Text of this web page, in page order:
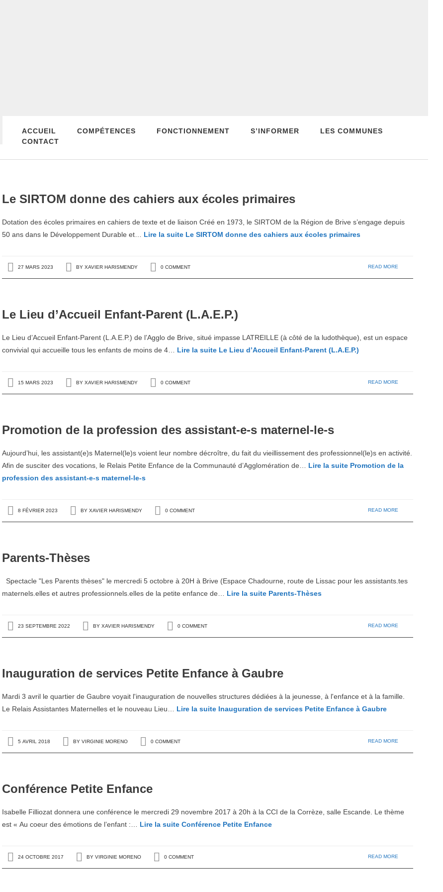
ACCUEIL COMPÉTENCES FONCTIONNEMENT S’INFORMER
LES COMMUNES
CONTACT
Le SIRTOM donne des cahiers aux écoles primaires
Dotation des écoles primaires en cahiers de texte et de liaison Créé en 1973, le SIRTOM de la Région de Brive s’engage depuis
50 ans dans le Développement Durable et… Lire la suite Le SIRTOM donne des cahiers aux écoles primaires
27 MARS 2023 BYXAVIER HARISMENDY 0 COMMENT READ MORE
Le Lieu d’Accueil Enfant-Parent (L.A.E.P.)
Le Lieu d’Accueil Enfant-Parent (L.A.E.P.) de l’Agglo de Brive, situé impasse LATREILLE (à côté de la ludothèque), est un espace
convivial qui accueille tous les enfants de moins de 4… Lire la suite Le Lieu d’Accueil Enfant-Parent (L.A.E.P.)
15 MARS 2023 BYXAVIER HARISMENDY 0 COMMENT READ MORE
Promotion de la profession des assistant-e-s maternel-le-s
Aujourd’hui, les assistant(e)s Maternel(le)s voient leur nombre décroître, du fait du vieillissement des professionnel(le)s en activité.
Afin de susciter des vocations, le Relais Petite Enfance de la Communauté d’Agglomération de… Lire la suite Promotion de la
profession des assistant-e-s maternel-le-s
8 FÉVRIER 2023 BYXAVIER HARISMENDY 0 COMMENT READ MORE
Parents-Thèses
Spectacle "Les Parents thèses" le mercredi 5 octobre à 20H à Brive (Espace Chadourne, route de Lissac pour les assistants.tes
maternels.elles et autres professionnels.elles de la petite enfance de… Lire la suite Parents-Thèses
23 SEPTEMBRE 2022 BYXAVIER HARISMENDY 0 COMMENT READ MORE
Inauguration de services Petite Enfance à Gaubre
Mardi 3 avril le quartier de Gaubre voyait l'inauguration de nouvelles structures dédiées à la jeunesse, à l'enfance et à la famille.
Le Relais Assistantes Maternelles et le nouveau Lieu… Lire la suite Inauguration de services Petite Enfance à Gaubre
5 AVRIL 2018 BYVIRGINIE MORENO 0 COMMENT READ MORE
Conférence Petite Enfance
Isabelle Filliozat donnera une conférence le mercredi 29 novembre 2017 à 20h à la CCI de la Corrèze, salle Escande. Le thème
est « Au coeur des émotions de l’enfant :… Lire la suite Conférence Petite Enfance
24 OCTOBRE 2017 BYVIRGINIE MORENO 0 COMMENT READ MORE